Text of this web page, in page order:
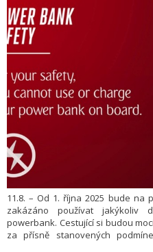
11.8. – Od 1. října 2025 bude na
zakázáno používat jakýkoliv
powerbank. Cestující si budou
za přísně stanovených